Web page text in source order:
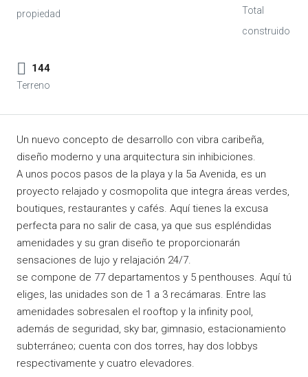
144
Un nuevo concepto de desarrollo con vibra caribeña,
diseño moderno y una arquitectura sin inhibiciones.
A unos pocos pasos de la playa y la 5a Avenida, es un
proyecto relajado y cosmopolita que integra áreas verdes,
boutiques, restaurantes y cafés. Aquí tienes la excusa
perfecta para no salir de casa, ya que sus espléndidas
amenidades y su gran diseño te proporcionarán
sensaciones de lujo y relajación 24/7.
se compone de 77 departamentos y 5 penthouses. Aquí tú
eliges, las unidades son de 1 a 3 recámaras. Entre las
amenidades sobresalen el rooftop y la infinity pool,
además de seguridad, sky bar, gimnasio, estacionamiento
subterráneo; cuenta con dos torres, hay dos lobbys
respectivamente y cuatro elevadores.